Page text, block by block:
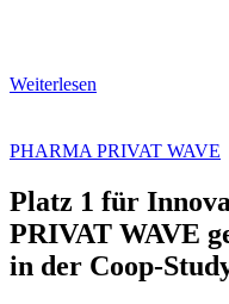
Weiterlesen
PHARMA PRIVAT WAVE
Platz 1 für
PRIVAT WAVE
in der Coop-